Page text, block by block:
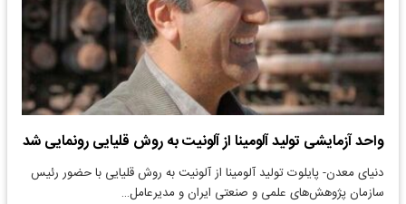
واحد آزمایشی تولید آلومینا از آلونیت به روش قلیایی رونمایی شد
​دنیای معدن- پایلوت تولید آلومینا از آلونیت به روش قلیایی با حضور رئیس
سازمان پژوهش‌های علمی و صنعتی ایران و مدیرعامل…